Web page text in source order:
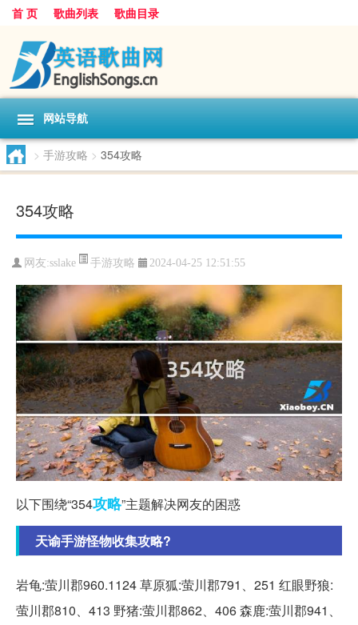
首 页 歌曲列表 歌曲目录
网站导航
> 手游攻略 > 354攻略
354攻略
网友:sslake 手游攻略 2024-04-25 12:51:55
以下围绕“354攻略”主题解决网友的困惑
天谕手游怪物收集攻略?
岩龟:萤川郡960.1124 草原狐:萤川郡791、251 红眼野狼:
萤川郡810、413 野猪:萤川郡862、406 森鹿:萤川郡941、